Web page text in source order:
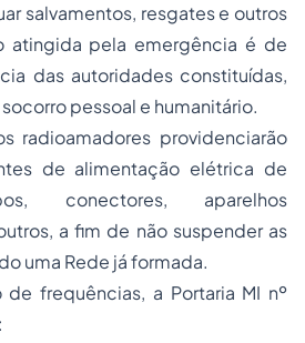
salvamentos, resgates e outros
atingida pela emergência é de
das autoridades constituídas,
pessoal e humanitário.
radioamadores providenciarão
de alimentação elétrica de
conectores, aparelhos
a fim de não suspender as
uma Rede já formada.
frequências, a Portaria MI nº